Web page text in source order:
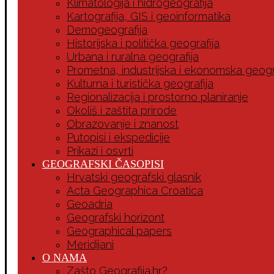
Klimatologija i hidrogeografija
Kartografija, GIS i geoinformatika
Demogeografija
Historijska i politička geografija
Urbana i ruralna geografija
Prometna, industrijska i ekonomska
Kulturna i turistička geografija
Regionalizacija i prostorno planiranje
Okoliš i zaštita prirode
Obrazovanje i znanost
Putopisi i ekspedicije
Prikazi i osvrti
GEOGRAFSKI ČASOPISI
Hrvatski geografski glasnik
Acta Geographica Croatica
Geoadria
Geografski horizont
Geographical papers
Meridijani
O NAMA
Zašto Geografija.hr?